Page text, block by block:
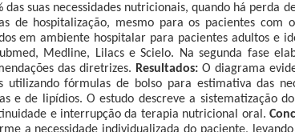
das suas necessidades nutricionais, quando há
de hospitalização, mesmo para os pacientes com
em ambiente hospitalar para pacientes adultos e
Medline, Lilacs e Scielo. Na segunda fase
das diretrizes. Resultados:O diagrama
fórmulas de bolso para estimativa das
e de lipídios. O estudo descreve a sistematização
e interrupção da terapia nutricional oral.
a necessidade individualizada do paciente,